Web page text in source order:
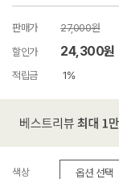
판매가
27,000원
할인가
24,300원
적립금 1%
색상